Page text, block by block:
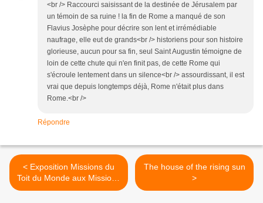
<br /> Raccourci saisissant de la destinée de Jérusalem par
un témoin de sa ruine ! la fin de Rome a manqué de son
Flavius Josèphe pour décrire son lent et irrémédiable
naufrage, elle eut de grands<br /> historiens pour son histoire
glorieuse, aucun pour sa fin, seul Saint Augustin témoigne de
loin de cette chute qui n'en finit pas, de cette Rome qui
s'écroule lentement dans un silence<br /> assourdissant, il est
vrai que depuis longtemps déjà, Rome n'était plus dans
Rome.<br />
Répondre
< Exposition Missions du
Toit du Monde aux Missions
Etrangères de Paris Rue du
The house of the rising sun
>